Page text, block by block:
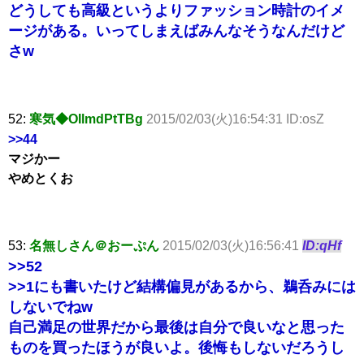
どうしても高級というよりファッション時計のイメ
ージがある。いってしまえばみんなそうなんだけど
さw
52: 寒気◆OIlmdPtTBg 2015/02/03(火)16:54:31 ID:osZ
>>44
マジかー
やめとくお
53: 名無しさん＠おーぷん 2015/02/03(火)16:56:41 ID:qHf
>>52
>>1にも書いたけど結構偏見があるから、鵜呑みには
しないでねw
自己満足の世界だから最後は自分で良いなと思った
ものを買ったほうが良いよ。後悔もしないだろうし